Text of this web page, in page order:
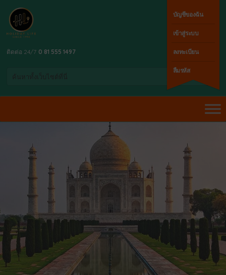
บัญชีของฉัน
เข้าสู่ระบบ
ลงทะเบียน
ลืมรหัส
ติดต่อ 24/7 0 81 555 1497